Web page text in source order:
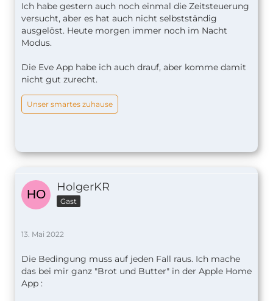
Ich habe gestern auch noch einmal die Zeitsteuerung
versucht, aber es hat auch nicht selbstständig
ausgelöst. Heute morgen immer noch im Nacht
Modus.
Die Eve App habe ich auch drauf, aber komme damit
nicht gut zurecht.
Unser smartes zuhause
HolgerKR
Gast
13. Mai 2022
Die Bedingung muss auf jeden Fall raus. Ich mache
das bei mir ganz "Brot und Butter" in der Apple Home
App :